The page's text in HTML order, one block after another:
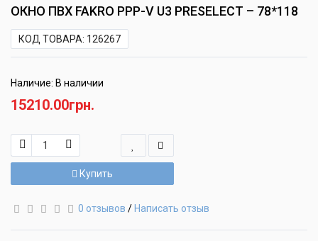
ОКНО ПВХ FAKRO PPP-V U3 PRESELECT – 78*118
КОД ТОВАРА: 126267
Наличие: В наличии
15210.00грн.
Купить
0 отзывов / Написать отзыв